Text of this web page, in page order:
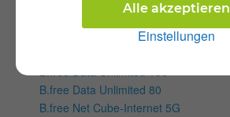
Einstellungen
Alle akzeptieren
Wertkartentarife
B.free Data Unlimited 80
B.free Net Cube-Internet 5G